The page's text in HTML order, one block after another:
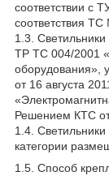
соответствии с
соответствия
1.3. Светильники
ТР ТС 004/2001
оборудования»,
от 16 августа
Решением КТС
1.4.
категории
1.5. Способ